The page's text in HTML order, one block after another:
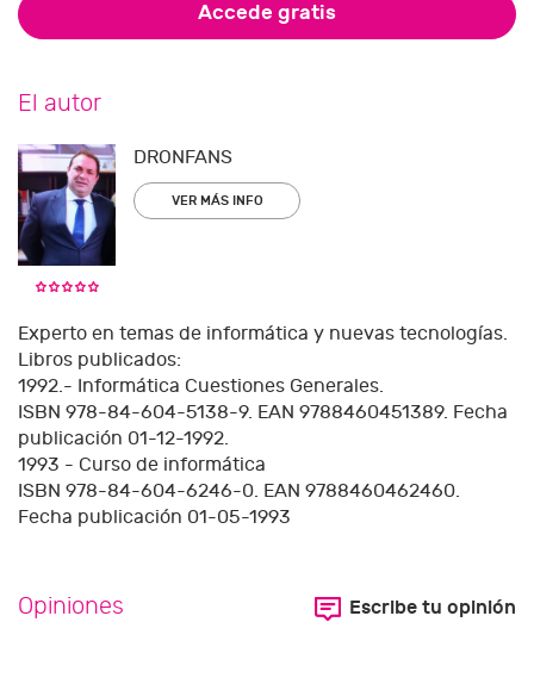
Accede gratis
El autor
DRONFANS
VER MÁS INFO
Experto en temas de informática y nuevas tecnologías.
Libros publicados:
1992.- Informática Cuestiones Generales.
ISBN 978-84-604-5138-9. EAN 9788460451389. Fecha
publicación 01-12-1992.
1993 - Curso de informática
ISBN 978-84-604-6246-0. EAN 9788460462460.
Fecha publicación 01-05-1993
Opiniones Escribe tu opinión